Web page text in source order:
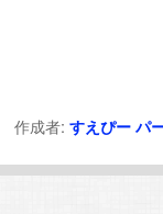
作成者:すえぴー パ